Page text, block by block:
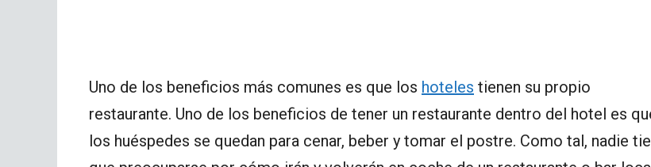
Uno de los beneficios más comunes es que los hoteles tienen su propio
restaurante. Uno de los beneficios de tener un restaurante dentro del hotel es
los huéspedes se quedan para cenar, beber y tomar el postre. Como tal, nadie